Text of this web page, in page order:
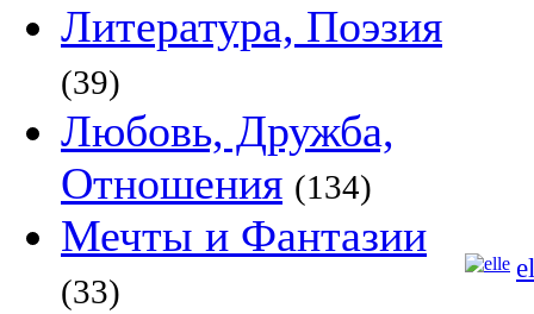
Литература, Поэзия
(39)
Любовь, Дружба,
Отношения (134)
Мечты и Фантазии
(33)